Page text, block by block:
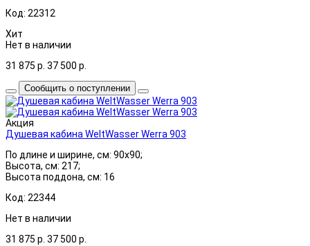
Код: 22312
Хит
Нет в наличии
31 875 р. 37 500 р.
Сообщить о поступлении
Акция
Душевая кабина WeltWasser Werra 903
По длине и ширине, см: 90x90;
Высота, см: 217;
Высота поддона, см: 16
Код: 22344
Нет в наличии
31 875 р. 37 500 р.